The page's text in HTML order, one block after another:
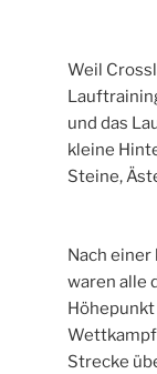
Weil
und das
kleine
Steine,
Nach
waren alle
Höhepunkt
Strecke